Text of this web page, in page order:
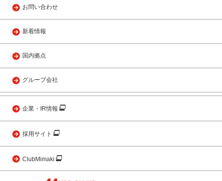
お問い合わせ
新着情報
国内拠点
グループ会社
企業・IR情報
採用サイト
ClubMimaki